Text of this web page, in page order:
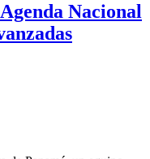
Nacional